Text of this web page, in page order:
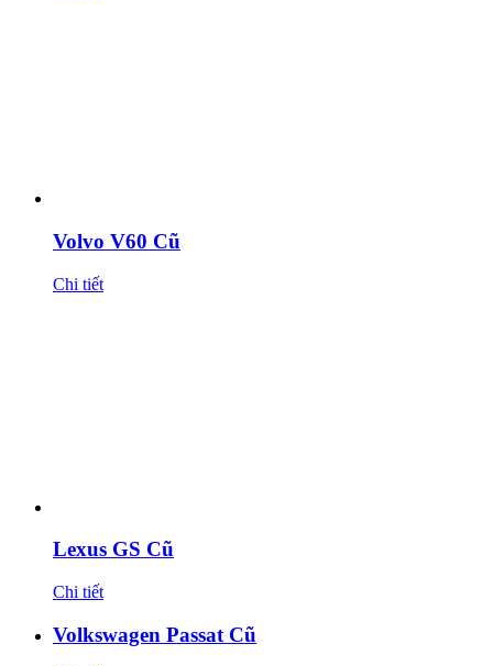
Volvo V60 Cũ
Chi tiết
Lexus GS Cũ
Chi tiết
Volkswagen Passat Cũ